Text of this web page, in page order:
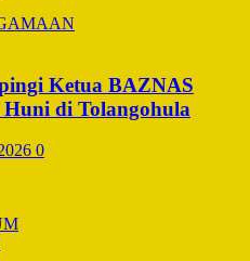
Ketua BAZNAS
di Tolangohula
0